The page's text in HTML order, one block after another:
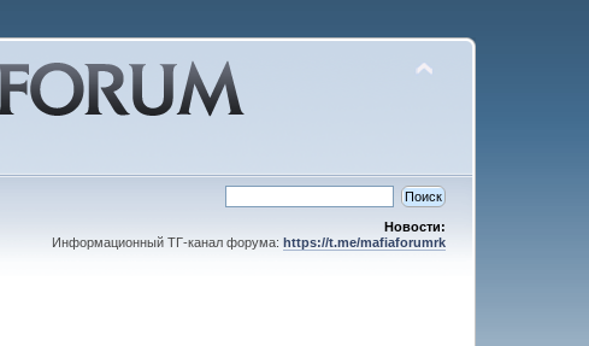
Новости:
Информационный ТГ-канал форума: https://t.me/mafiaforumrk